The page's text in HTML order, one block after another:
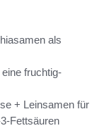
als
fruchtig-
+ Leinsamen für
Fettsäuren